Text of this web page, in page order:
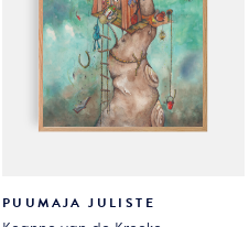
valinnat
tuotteen
sivulla.
PUUMAJA JULISTE